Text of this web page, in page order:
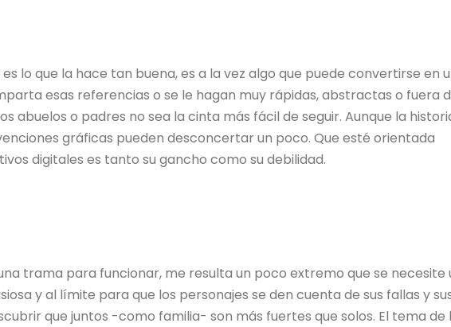
lo que la hace tan buena, es a la vez algo que puede convertirse en
esas referencias o se le hagan muy rápidas, abstractas o fuera
abuelos o padres no sea la cinta más fácil de seguir. Aunque la
gráficas pueden desconcertar un poco. Que esté orientada
digitales es tanto su gancho como su debilidad.
trama para funcionar, me resulta un poco extremo que se necesite
y al límite para que los personajes se den cuenta de sus fallas y
que juntos -como familia- son más fuertes que solos. El tema de